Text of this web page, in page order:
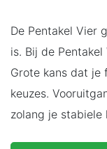
De Pentakel Vier
is. Bij de
Grote kans dat je
keuzes.
zolang je stabiele